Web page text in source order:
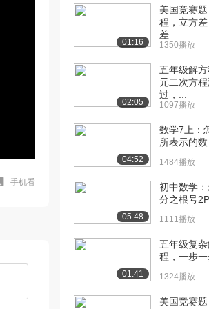
手机看
01:16
美国竞赛
程，立方
差
1350播放
02:05
五年级解
元二次方
过，...
1097播放
04:52
数学7上：
所表示的数
1484播放
05:48
初中数学
分之根号
1111播放
01:41
五年级复
程，一步
1324播放
美国竞赛